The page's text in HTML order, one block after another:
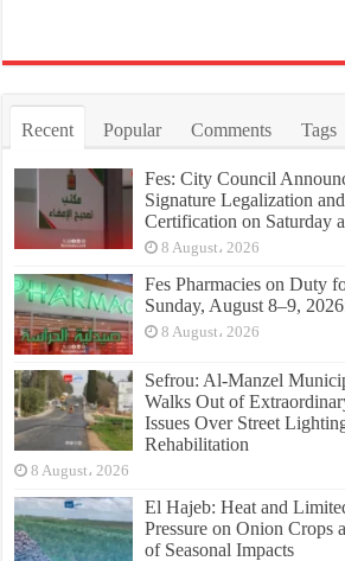
Recent Popular Comments Tags
Fes: City Council
Signature Legalization
Certification on Saturday
8 August، 2026
Fes Pharmacies on Duty
Sunday, August 8–9,
8 August، 2026
Sefrou: Al-Manzel
Walks Out of
Issues Over Street
Rehabilitation
8 August، 2026
El Hajeb: Heat and
Pressure on Onion Crops
of Seasonal Impacts